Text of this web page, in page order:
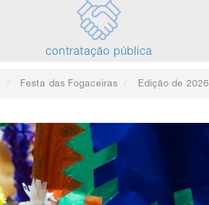
contratação pública
Festa das Fogaceiras Edição de 2026